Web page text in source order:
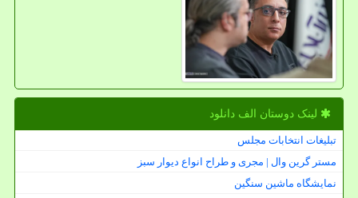
لینک دوستان الف دانلود
تبلیغات انتخابات مجلس
مستر گرین وال | مجری و طراح انواع دیوار سبز
نمایشگاه ماشین سنگین